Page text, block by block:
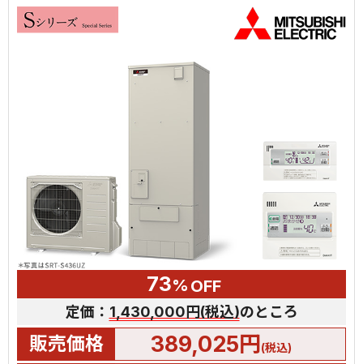
73% OFF
定価： 1,430,000円(税込)のところ
販売価格 389,025円(税込)